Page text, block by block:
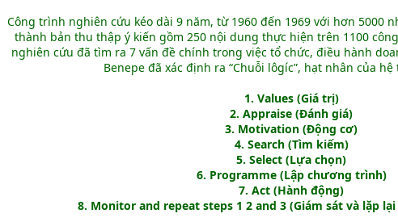
Công trình nghiên cứu kéo dài 9 năm, từ 1960 đến 1969 với hơn 5000
thành bản thu thập ý kiến gồm 250 nội dung thực hiện trên 1100
nghiên cứu đã tìm ra 7 vấn đề chính trong việc tổ chức, điều hành
Benepe đã xác định ra “Chuỗi lôgíc”, hạt nhân của
1. Values (Giá trị)
2. Appraise (Đánh giá)
3. Motivation (Động cơ)
4. Search (Tìm kiếm)
5. Select (Lựa chọn)
6. Programme (Lập chương trình)
7. Act (Hành động)
8. Monitor and repeat steps 1 2 and 3 (Giám sát và lặp